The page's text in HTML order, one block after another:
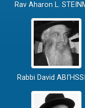
Rav Aharon L.
Rabbi David